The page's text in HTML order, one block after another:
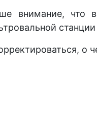
внимание, что
о